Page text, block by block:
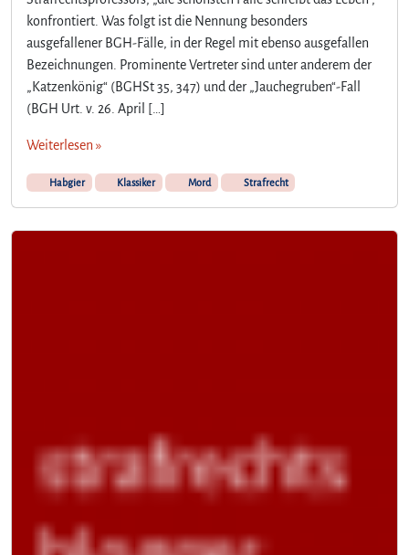
konfrontiert. Was folgt ist die Nennung besonders
ausgefallener BGH-Fälle, in der Regel mit ebenso ausgefallen
Bezeichnungen. Prominente Vertreter sind unter anderem der
„Katzenkönig“ (BGHSt 35, 347) und der „Jauchegruben“-Fall
(BGH Urt. v. 26. April […]
Weiterlesen »
Habgier Klassiker Mord Strafrecht